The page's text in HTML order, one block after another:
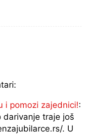
i pomozi zajednici!:
darivanje traje još
. U